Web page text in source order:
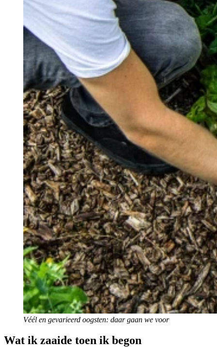
Véél en gevarieerd oogsten: daar gaan we voor
Wat ik zaaide toen ik begon